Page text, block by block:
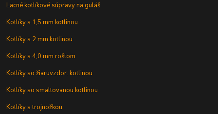
Lacné kotlíkové súpravy na guláš
Kotlíky s 1,5 mm kotlinou
Kotlíky s 2 mm kotlinou
Kotlíky s 4,0 mm roštom
Kotlíky so žiaruvzdor. kotlinou
Kotlíky so smaltovanou kotlinou
Kotlíky s trojnožkou